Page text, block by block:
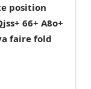
position
66+ A8o+
faire fold